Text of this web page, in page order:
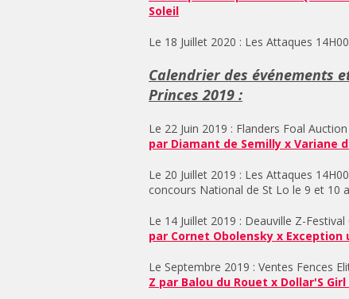
Soleil
Le 18 Juillet 2020 : Les Attaques
Calendrier des événements
Princes 2019 :
Le 22 Juin 2019 : Flanders Foal
par Diamant de Semilly x Variane
Le 20 Juillet 2019 : Les Attaques
concours National de St Lo le 9 et 10
Le 14 Juillet 2019 : Deauville Z-
par Cornet Obolensky x Exception
Le Septembre 2019 : Ventes Fences
Z par Balou du Rouet x Dollar'S